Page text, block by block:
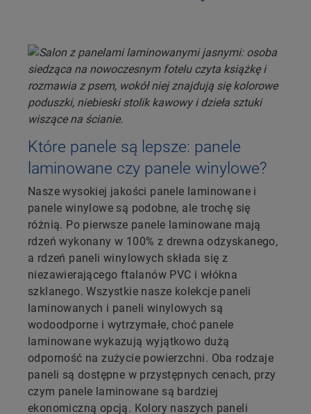
Które panele są lepsze: panele
laminowane czy panele winylowe?
Nasze wysokiej jakości panele laminowane i
panele winylowe są podobne, ale trochę się
różnią. Po pierwsze panele laminowane mają
rdzeń wykonany w 100% z drewna odzyskanego,
a rdzeń paneli winylowych składa się z
niezawierającego ftalanów PVC i włókna
szklanego. Wszystkie nasze kolekcje paneli
laminowanych i paneli winylowych są
wodoodporne i wytrzymałe, choć panele
laminowane wykazują wyjątkowo dużą
odporność na zużycie powierzchni. Oba rodzaje
paneli są dostępne w przystępnych cenach, przy
czym panele laminowane są bardziej
ekonomiczną opcją. Kolory naszych paneli